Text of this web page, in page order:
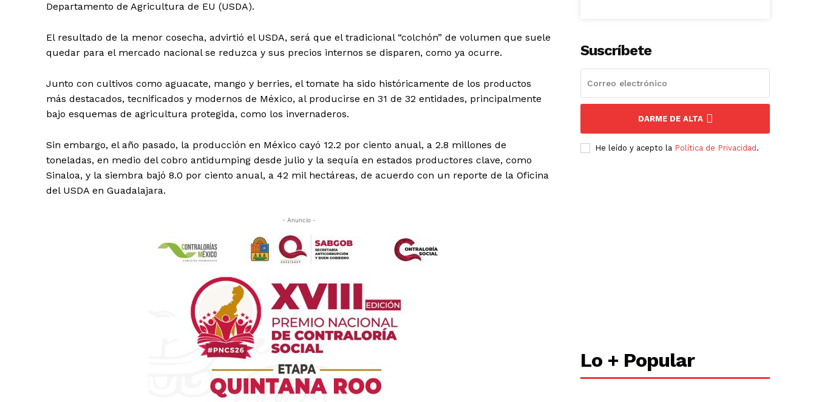
Departamento de Agricultura de EU (USDA).
El resultado de la menor cosecha, advirtió el USDA, será que el tradicional “colchón” de volumen que suele
quedar para el mercado nacional se reduzca y sus precios internos se disparen, como ya ocurre.
Junto con cultivos como aguacate, mango y berries, el tomate ha sido históricamente de los productos
más destacados, tecnificados y modernos de México, al producirse en 31 de 32 entidades, principalmente
bajo esquemas de agricultura protegida, como los invernaderos.
Sin embargo, el año pasado, la producción en México cayó 12.2 por ciento anual, a 2.8 millones de
toneladas, en medio del cobro antidumping desde julio y la sequía en estados productores clave, como
Sinaloa, y la siembra bajó 8.0 por ciento anual, a 42 mil hectáreas, de acuerdo con un reporte de la Oficina
del USDA en Guadalajara.
- Anuncio -
Suscríbete
DARME DE ALTA
He leído y acepto la Política de Privacidad .
Lo + Popular